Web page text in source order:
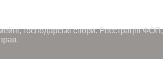
господарські спори. Реєстрація